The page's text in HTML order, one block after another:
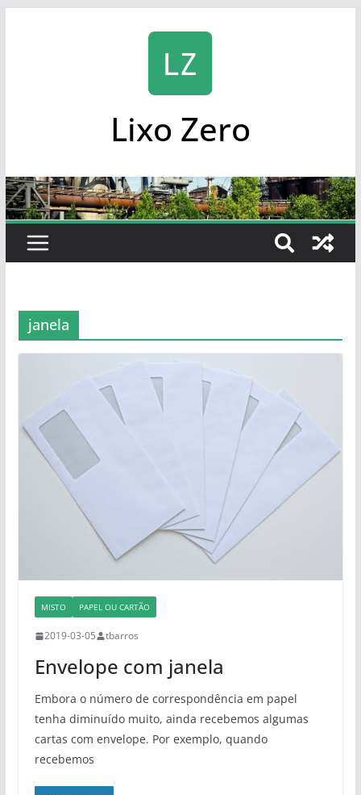
Lixo Zero
janela
MISTO PAPEL OU CARTÃO
2019-03-05 tbarros
Envelope com janela
Embora o número de correspondência em papel
tenha diminuído muito, ainda recebemos algumas
cartas com envelope. Por exemplo, quando
recebemos